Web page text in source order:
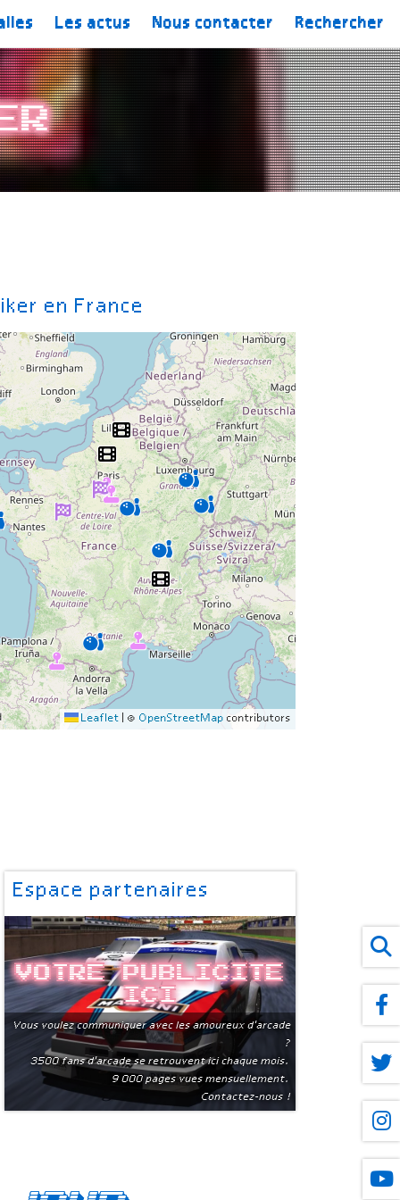
Les actus Nous contacter Rechercher
en France
Leaflet © OpenStreetMap contributors
Espace partenaires
Votre publicite
ici
Vous voulez communiquer avec les amoureux d'arcade
?
3500 fans d'arcade se retrouvent ici chaque mois.
9 000 pages vues mensuellement.
Contactez-nous !